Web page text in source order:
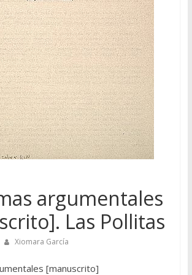
argumentales
Las Pollitas
Xiomara García
[manuscrito]